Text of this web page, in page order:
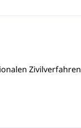
Zivilverfahren